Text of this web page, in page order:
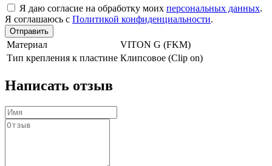
Я даю согласие на обработку моих персональных данных.
Я соглашаюсь с Политикой конфиденциальности.
Отправить
Материал
VITON G (FKM)
Тип крепления к пластине Клипсовое (Clip on)
Написать отзыв